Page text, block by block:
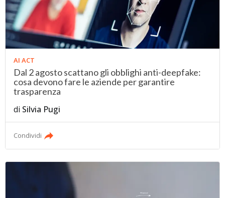
AI ACT
Dal 2 agosto scattano gli obblighi anti-deepfake:
cosa devono fare le aziende per garantire
trasparenza
di Silvia Pugi
Condividi